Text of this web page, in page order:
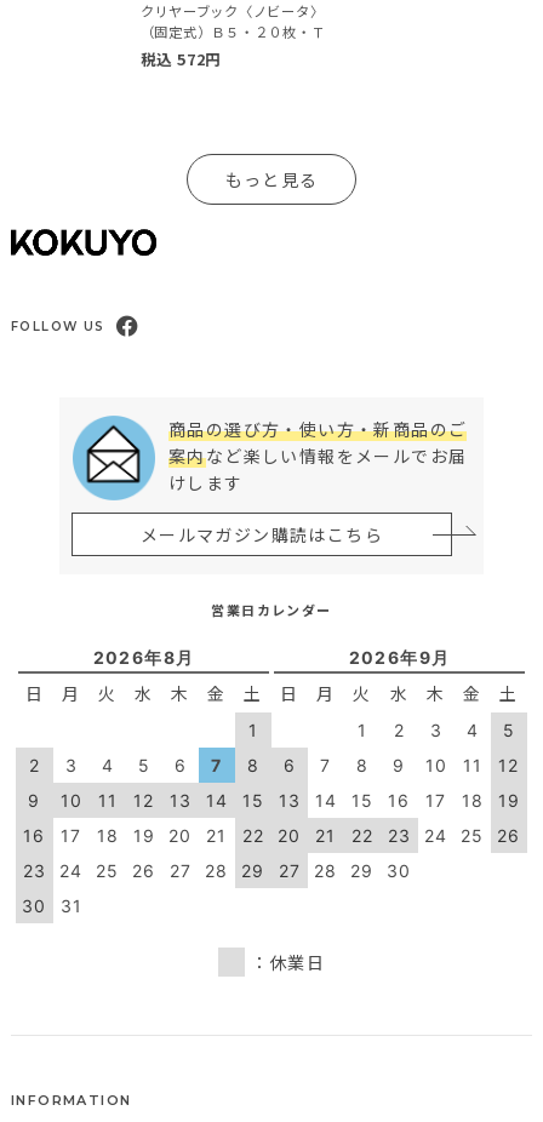
クリヤーブック〈ノビータ〉
（固定式）Ｂ５・２０枚・Ｔ
税込 572円
もっと見る
FOLLOW US
商品の選び方・使い方・新商品のご
案内など楽しい情報をメールでお届
けします
メールマガジン購読はこちら
営業日カレンダー
2026年8月
日 月 火 水 木 金 土
1
2
3 4 5 6 7
8
9
10 11 12 13 14
15
16
17 18 19 20 21
22
23
24 25 26 27 28
29
30
31
2026年9月
日 月 火 水 木 金 土
1 2 3 4
5
6
7 8 9 10 11
12
13
14 15 16 17 18
19
20
21 22 23 24 25
26
27
28 29 30
：休業日
INFORMATION